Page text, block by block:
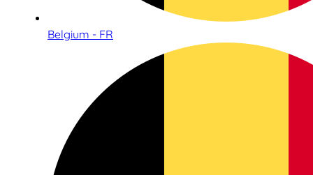
Belgium - FR